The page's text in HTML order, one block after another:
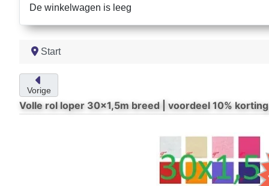
De winkelwagen is leeg
Start
Vorige
Volle rol loper 30x1,5m breed | voordeel 10% korting